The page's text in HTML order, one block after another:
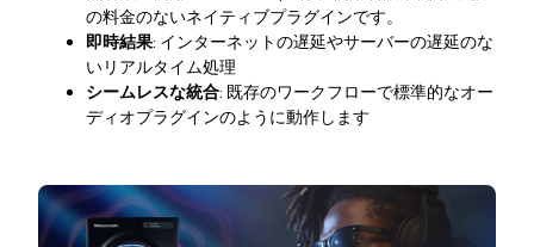
の料金のないネイティブプラグインです。
即時結果: インターネットの遅延やサーバーの遅延のな
いリアルタイム処理
シームレスな統合: 既存のワークフローで標準的なオー
ディオプラグインのように動作します